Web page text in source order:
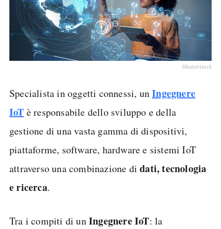
Shutterstock
Specialista in oggetti connessi, unIngegnere
IoT è responsabile dello sviluppo e della
gestione di una vasta gamma di dispositivi,
piattaforme, software, hardware e sistemi IoT
attraverso una combinazione didati, tecnologia
e ricerca.
Tra i compiti di unIngegnere IoT: la